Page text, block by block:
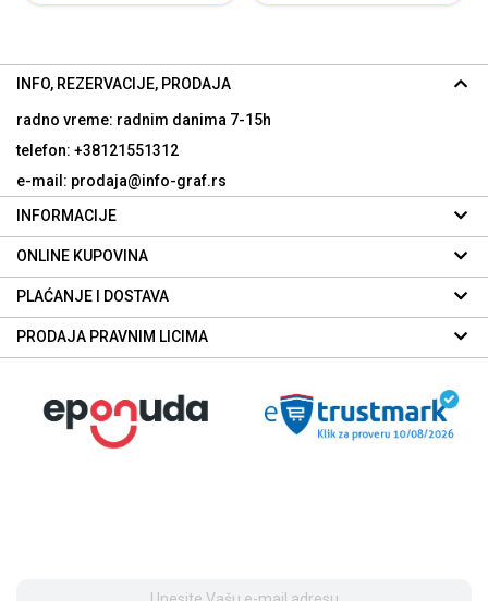
INFO, REZERVACIJE, PRODAJA
radno vreme: radnim danima 7-15h
telefon: +38121551312
e-mail: prodaja@info-graf.rs
INFORMACIJE
ONLINE KUPOVINA
PLAĆANJE I DOSTAVA
PRODAJA PRAVNIM LICIMA